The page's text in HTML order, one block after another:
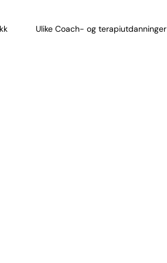
Ulike Coach- og terapiutdanninger